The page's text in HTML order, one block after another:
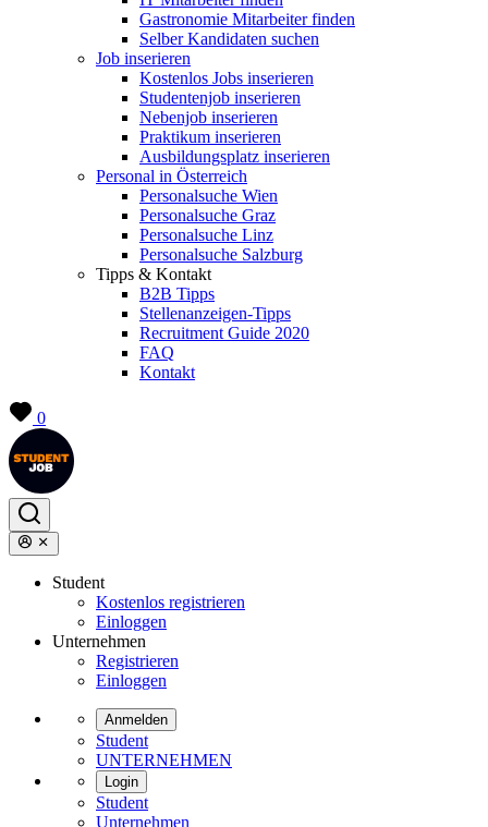
Gastronomie Mitarbeiter finden
Selber Kandidaten suchen
Job inserieren
Kostenlos Jobs inserieren
Studentenjob inserieren
Nebenjob inserieren
Praktikum inserieren
Ausbildungsplatz inserieren
Personal in Österreich
Personalsuche Wien
Personalsuche Graz
Personalsuche Linz
Personalsuche Salzburg
Tipps & Kontakt
B2B Tipps
Stellenanzeigen-Tipps
Recruitment Guide 2020
FAQ
Kontakt
0
Student
Kostenlos registrieren
Einloggen
Unternehmen
Registrieren
Einloggen
Anmelden
Student
UNTERNEHMEN
Login
Student
Unternehmen